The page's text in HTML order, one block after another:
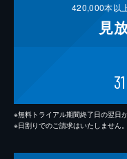
420,000本以
見
31
※無料トライアル期間終了日の翌日
※日割りでのご請求はいたしません。